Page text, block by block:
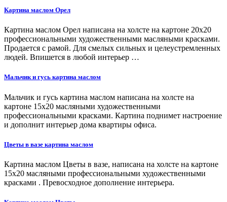
Картина маслом Орел
Картина маслом Орел написана на холсте на картоне 20х20
профессиональными художественными масляными красками.
Продается с рамой. Для смелых сильных и целеустремленных
людей. Впишется в любой интерьер …
Мальчик и гусь картина маслом
Мальчик и гусь картина маслом написана на холсте на
картоне 15х20 масляными художественными
профессиональными красками. Картина поднимет настроение
и дополнит интерьер дома квартиры офиса.
Цветы в вазе картина маслом
Картина маслом Цветы в вазе, написана на холсте на картоне
15х20 масляными профессиональными художественными
красками . Превосходное дополнение интерьера.